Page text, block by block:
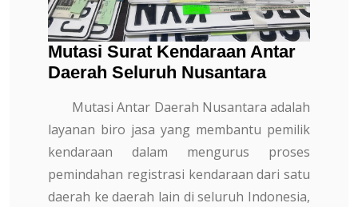
Mutasi Surat Kendaraan Antar
Daerah Seluruh Nusantara
Mutasi Antar Daerah Nusantara adalah
layanan biro jasa yang membantu pemilik
kendaraan dalam mengurus proses
pemindahan registrasi kendaraan dari satu
daerah ke daerah lain di seluruh Indonesia,